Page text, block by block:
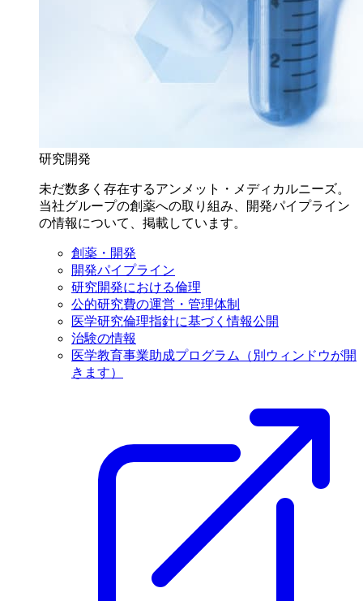
研究開発
未だ数多く存在するアンメット・メディカルニーズ。
当社グループの創薬への取り組み、開発パイプライン
の情報について、掲載しています。
創薬・開発
開発パイプライン
研究開発における倫理
公的研究費の運営・管理体制
医学研究倫理指針に基づく情報公開
治験の情報
医学教育事業助成プログラム
（別ウィンドウが開
きます）